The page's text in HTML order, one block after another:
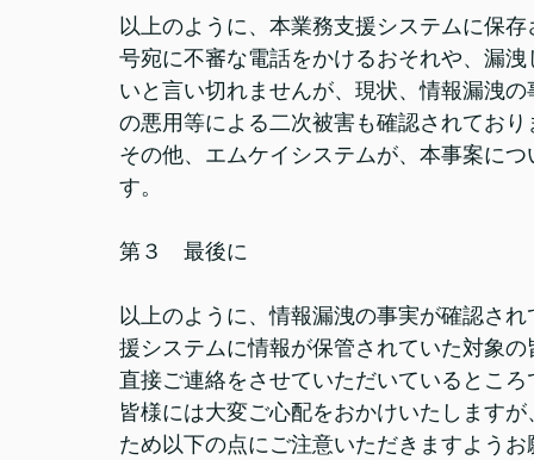
以上のように、本業務支援システムに保
号宛に不審な電話をかけるおそれや、漏
いと言い切れませんが、現状、情報漏洩
の悪用等による二次被害も確認されており
その他、エムケイシステムが、本事案に
す。
第３　最後に
以上のように、情報漏洩の事実が確認さ
援システムに情報が保管されていた対象
直接ご連絡をさせていただいているところ
皆様には大変ご心配をおかけいたします
ため以下の点にご注意いただきますよう